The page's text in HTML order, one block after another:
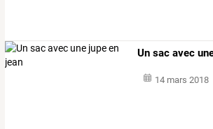
Un sac avec
14 mars 2018